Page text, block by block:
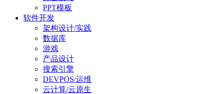
PPT模板
软件开发
架构设计/实践
数据库
游戏
产品设计
搜索引擎
DEVPOS/运维
云计算/云原生